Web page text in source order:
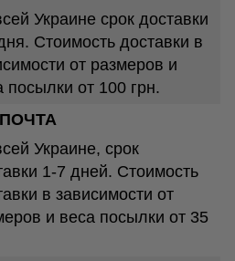
Украине срок доставки
Стоимость доставки в
от размеров и
посылки от 100 грн.
Украине, срок
1-7 дней. Стоимость
в зависимости от
и веса посылки от 35